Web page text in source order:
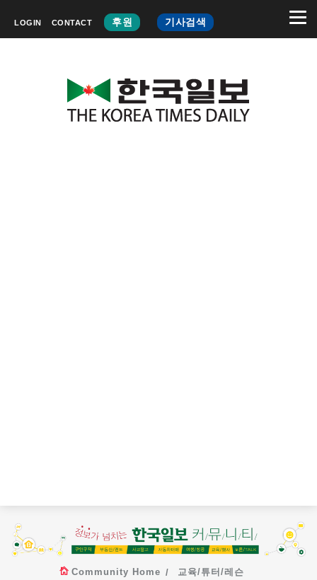
LOGIN CONTACT 후원 기사검색
Community Home 교육/튜터/레슨